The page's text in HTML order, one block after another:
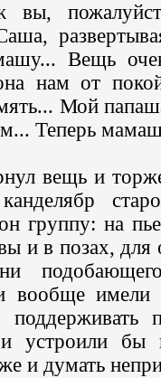
Вещь
нам от
Мой
Теперь
вещь и
группу: на
и в позах, для
вообще
и устроили
и думать